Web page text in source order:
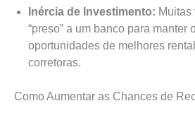
Inércia de Investimento: Muitas
“preso” a um banco para manter
oportunidades de melhores
corretoras.
Como Aumentar as Chances de